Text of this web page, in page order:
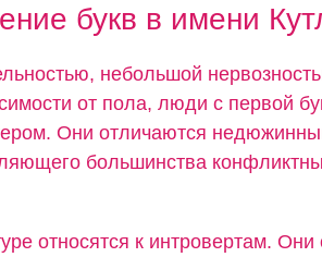
букв в имени
небольшой
от пола, люди с первой
Они отличаются
большинства
относятся к интровертам. Они